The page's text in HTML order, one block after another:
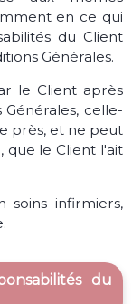
en ce qui
du Client
Générales.
le Client après
celle-
près, et ne peut
que le Client l'ait
soins infirmiers,
du